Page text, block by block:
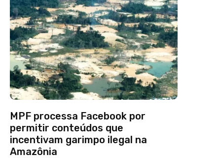
MPF processa Facebook por
permitir conteúdos que
incentivam garimpo ilegal na
Amazônia